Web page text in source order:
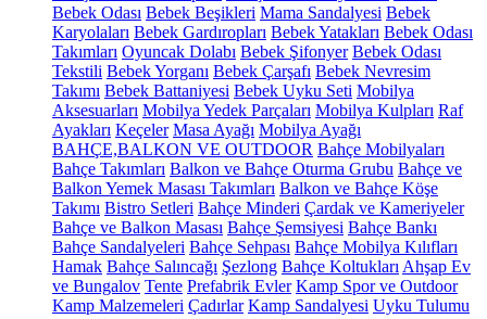
Bebek Odası Bebek Beşikleri Mama Sandalyesi Bebek
Karyolaları Bebek Gardıropları Bebek Yatakları Bebek Odası
Takımları Oyuncak Dolabı Bebek Şifonyer Bebek Odası
Tekstili Bebek Yorganı Bebek Çarşafı Bebek Nevresim
Takımı Bebek Battaniyesi Bebek Uyku Seti Mobilya
Aksesuarları Mobilya Yedek Parçaları Mobilya Kulpları Raf
Ayakları Keçeler Masa Ayağı Mobilya Ayağı
BAHÇE,BALKON VE OUTDOOR Bahçe Mobilyaları
Bahçe Takımları Balkon ve Bahçe Oturma Grubu Bahçe ve
Balkon Yemek Masası Takımları Balkon ve Bahçe Köşe
Takımı Bistro Setleri Bahçe Minderi Çardak ve Kameriyeler
Bahçe ve Balkon Masası Bahçe Şemsiyesi Bahçe Bankı
Bahçe Sandalyeleri Bahçe Sehpası Bahçe Mobilya Kılıfları
Hamak Bahçe Salıncağı Şezlong Bahçe Koltukları Ahşap Ev
ve Bungalov Tente Prefabrik Evler Kamp Spor ve Outdoor
Kamp Malzemeleri Çadırlar Kamp Sandalyesi Uyku Tulumu